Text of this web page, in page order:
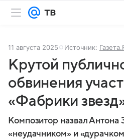
11 августа 2025 Источник:
Крутой
обвинения
«Фабрики
Композитор назвал Антона
«неудачником» и